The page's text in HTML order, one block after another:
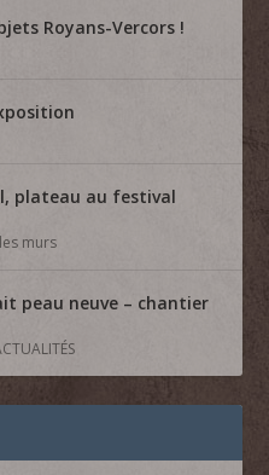
Royans-Vercors !
plateau au festival
murs
peau neuve – chantier